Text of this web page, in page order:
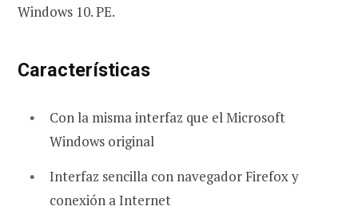
Windows 10. PE.
Características
Con la misma interfaz que el Microsoft
Windows original
Interfaz sencilla con navegador Firefox y
conexión a Internet